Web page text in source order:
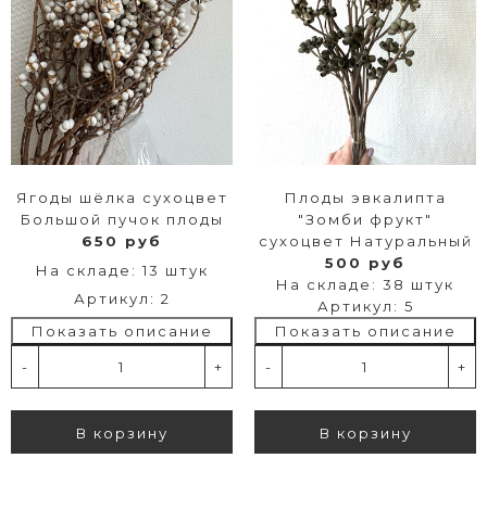
Ягоды шёлка сухоцвет
Большой пучок плоды
650 руб
На складе: 13 штук
Артикул: 2
Показать описание
- +
В корзину
Плоды эвкалипта
"Зомби фрукт"
сухоцвет Натуральный
500 руб
На складе: 38 штук
Артикул: 5
Показать описание
- +
В корзину